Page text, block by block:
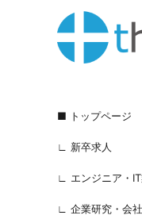
■ トップページ
∟ 新卒求人
∟ エンジニア・
∟ 企業研究・会